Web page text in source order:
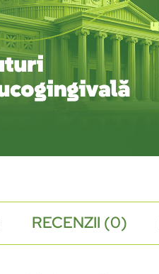
RECENZII (0)